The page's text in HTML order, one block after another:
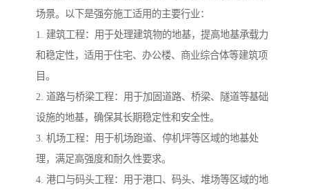
场景。以下是强夯施工适用的主要行业：
1. 建筑工程：用于处理建筑物的地基，提高地基承载力
和稳定性，适用于住宅、办公楼、商业综合体等建筑项
目。
2. 道路与桥梁工程：用于加固道路、桥梁、隧道等基础
设施的地基，确保其长期稳定性和安全性。
3. 机场工程：用于机场跑道、停机坪等区域的地基处
理，满足高强度和耐久性要求。
4. 港口与码头工程：用于港口、码头、堆场等区域的地